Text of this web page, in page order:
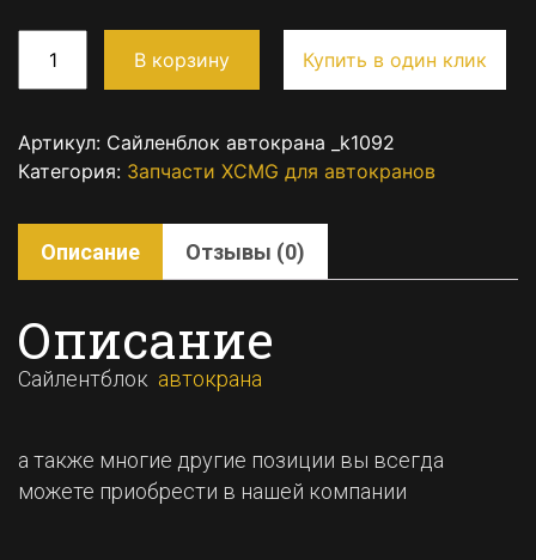
В корзину Купить в один клик
Артикул: Сайленблок автокрана _k1092
Категория: Запчасти XCMG для автокранов
Описание Отзывы (0)
Описание
Сайлентблок автокрана
а также многие другие позиции вы всегда
можете приобрести в нашей компании